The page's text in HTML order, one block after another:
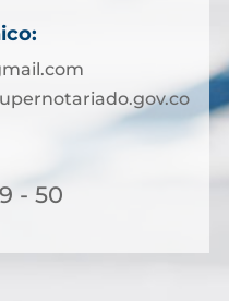
- 50